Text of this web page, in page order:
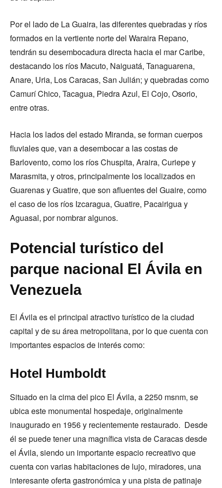
Por el lado de La Guaira, las diferentes quebradas y ríos
formados en la vertiente norte del Waraira Repano,
tendrán su desembocadura directa hacia el mar Caribe,
destacando los ríos Macuto, Naiguatá, Tanaguarena,
Anare, Uria, Los Caracas, San Julián; y quebradas como
Camurí Chico, Tacagua, Piedra Azul, El Cojo, Osorio,
entre otras.
Hacia los lados del estado Miranda, se forman cuerpos
fluviales que, van a desembocar a las costas de
Barlovento, como los ríos Chuspita, Araira, Curiepe y
Marasmita, y otros, principalmente los localizados en
Guarenas y Guatire, que son afluentes del Guaire, como
el caso de los ríos Izcaragua, Guatire, Pacairigua y
Aguasal, por nombrar algunos.
Potencial turístico del
parque nacional El Ávila en
Venezuela
El Ávila es el principal atractivo turístico de la ciudad
capital y de su área metropolitana, por lo que cuenta con
importantes espacios de interés como:
Hotel Humboldt
Situado en la cima del pico El Ávila, a 2250 msnm, se
ubica este monumental hospedaje, originalmente
inaugurado en 1956 y recientemente restaurado. Desde
él se puede tener una magnífica vista de Caracas desde
el Ávila, siendo un importante espacio recreativo que
cuenta con varias habitaciones de lujo, miradores, una
interesante oferta gastronómica y una pista de patinaje